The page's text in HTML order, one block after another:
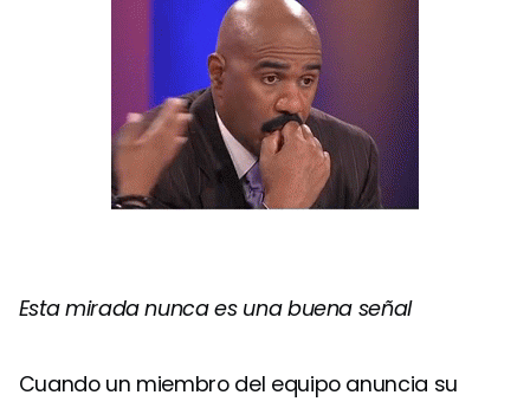
Esta mirada nunca es una buena señal
Cuando un miembro del equipo anuncia su